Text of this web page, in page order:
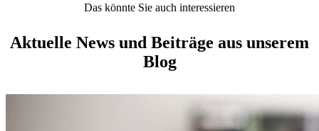
Das könnte Sie auch interessieren
Aktuelle News und Beiträge aus unserem
Blog